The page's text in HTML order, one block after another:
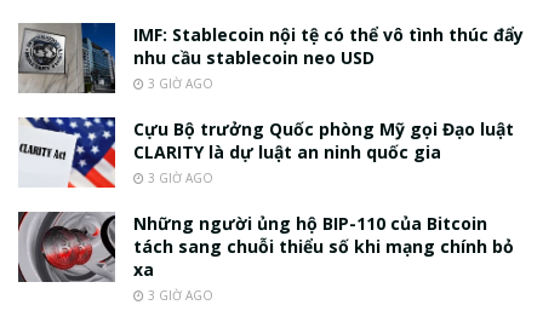
IMF: Stablecoin nội tệ có thể vô tình thúc đẩy
nhu cầu stablecoin neo USD
3 GIỜ AGO
Cựu Bộ trưởng Quốc phòng Mỹ gọi Đạo luật
CLARITY là dự luật an ninh quốc gia
3 GIỜ AGO
Những người ủng hộ BIP-110 của Bitcoin
tách sang chuỗi thiểu số khi mạng chính bỏ
xa
3 GIỜ AGO